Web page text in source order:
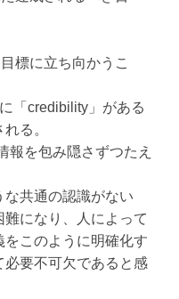
標に立ち向かうこ
「credibility」がある
る。
報を包み隠さずつたえ
共通の認識がない
になり、人によって
このように明確化す
必要不可欠であると感